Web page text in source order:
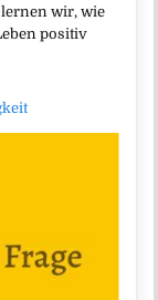
lernen wir, wie
positiv